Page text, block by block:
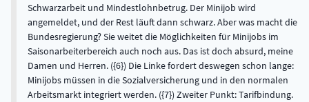
Schwarzarbeit und Mindestlohnbetrug. Der Minijob wird
angemeldet, und der Rest läuft dann schwarz. Aber was macht die
Bundesregierung? Sie weitet die Möglichkeiten für Minijobs im
Saisonarbeiterbereich auch noch aus. Das ist doch absurd, meine
Damen und Herren. ({6}) Die Linke fordert deswegen schon lange:
Minijobs müssen in die Sozialversicherung und in den normalen
Arbeitsmarkt integriert werden. ({7}) Zweiter Punkt: Tarifbindung.